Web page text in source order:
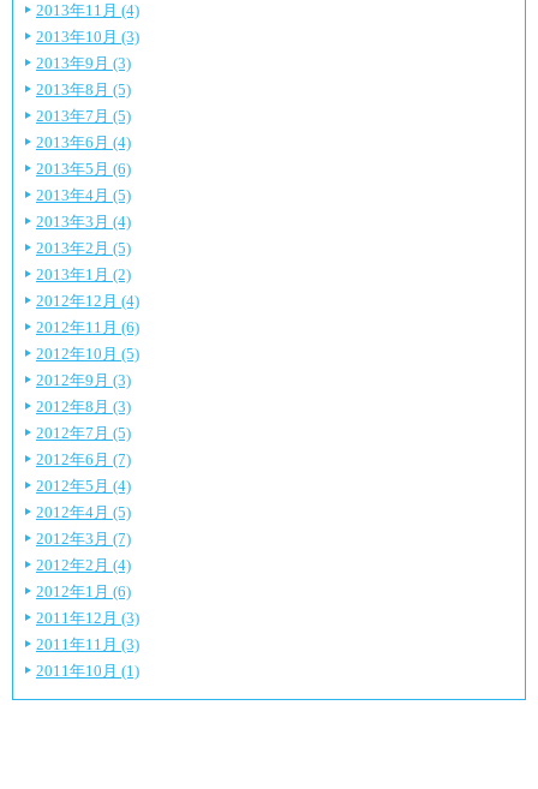
2013年11月 (4)
2013年10月 (3)
2013年9月 (3)
2013年8月 (5)
2013年7月 (5)
2013年6月 (4)
2013年5月 (6)
2013年4月 (5)
2013年3月 (4)
2013年2月 (5)
2013年1月 (2)
2012年12月 (4)
2012年11月 (6)
2012年10月 (5)
2012年9月 (3)
2012年8月 (3)
2012年7月 (5)
2012年6月 (7)
2012年5月 (4)
2012年4月 (5)
2012年3月 (7)
2012年2月 (4)
2012年1月 (6)
2011年12月 (3)
2011年11月 (3)
2011年10月 (1)